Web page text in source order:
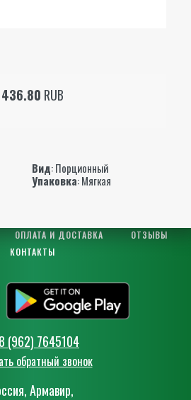
436.80 RUB
Вид: Порционный
Упаковка: Мягкая
ОПЛАТА И ДОСТАВКА
ОТЗЫВЫ
КОНТАКТЫ
8 (962) 7645104
обратный звонок
Армавир,